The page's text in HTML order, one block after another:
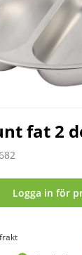
fat 2
Logga in för